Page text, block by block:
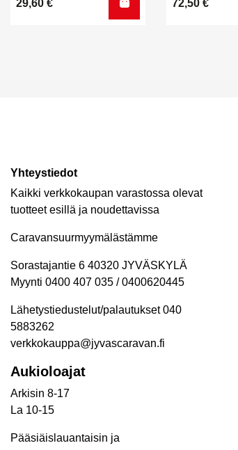
29,60 € 72,50 €
Yhteystiedot
Kaikki verkkokaupan varastossa olevat
tuotteet esillä ja noudettavissa
Caravansuurmyymälästämme
Sorastajantie 6 40320 JYVÄSKYLÄ
Myynti 0400 407 035 / 0400620445
Lähetystiedustelut/palautukset 040
5883262
verkkokauppa@jyvascaravan.fi
Aukioloajat
Arkisin 8-17
La 10-15
Pääsiäislauantaisin ja